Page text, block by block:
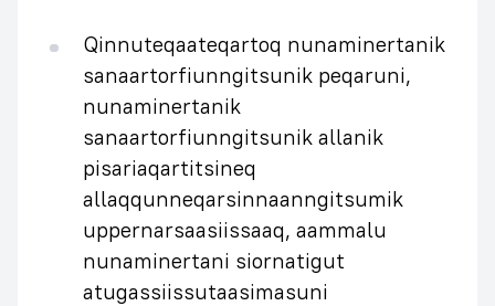
Qinnuteqaateqartoq nunaminertanik
sanaartorfiunngitsunik peqaruni,
nunaminertanik
sanaartorfiunngitsunik allanik
pisariaqartitsineq
allaqqunneqarsinnaanngitsumik
uppernarsaasiissaaq, aammalu
nunaminertani siornatigut
atugassiissutaasimasuni